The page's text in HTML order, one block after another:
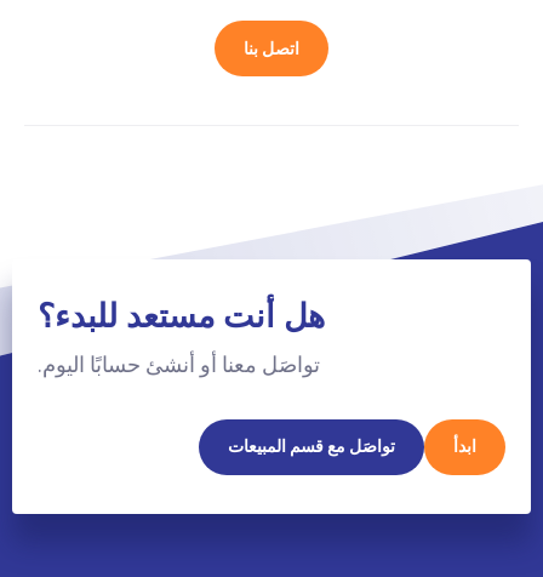
اتصل بنا
هل أنت مستعد للبدء؟
تواصَل معنا أو أنشئ حسابًا اليوم.
ابدأ تواصَل مع قسم المبيعات